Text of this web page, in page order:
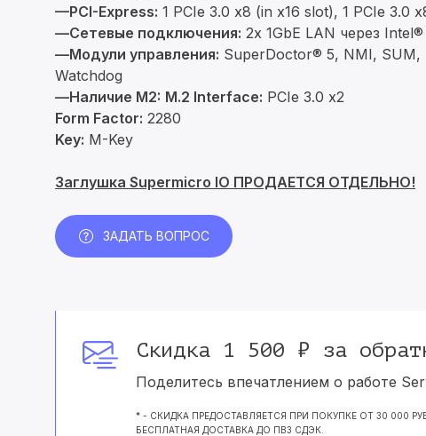
—PCI-Express: 1 PCIe 3.0 x8 (in x16 slot), 1 PCIe 3.0
—Сетевые подключения: 2x 1GbE LAN через Intel®
—Модули управления: SuperDoctor® 5, NMI, SUM,
Watchdog
—Наличие M2: M.2 Interface: PCIe 3.0 x2
Form Factor: 2280
Key: M-Key
Заглушка Supermicro IO ПРОДАЕТСЯ ОТДЕЛЬНО!
ЗАДАТЬ ВОПРОС
Скидка 1 500 ₽ за
Поделитесь впечатлением о работе
* - СКИДКА ПРЕДОСТАВЛЯЕТСЯ ПРИ ПОКУПКЕ ОТ 30 000
БЕСПЛАТНАЯ ДОСТАВКА ДО ПВЗ СДЭК.